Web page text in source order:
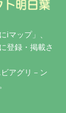
iマップ」、
登録・掲載さ
アグリ－ン